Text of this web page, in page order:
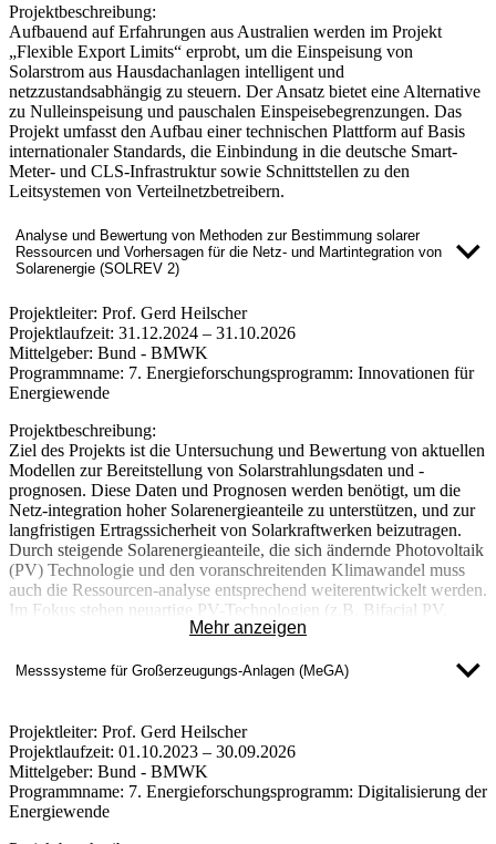
Projektbeschreibung:
Aufbauend auf Erfahrungen aus Australien werden im Projekt
„Flexible Export Limits“ erprobt, um die Einspeisung von
Solarstrom aus Hausdachanlagen intelligent und
netzzustandsabhängig zu steuern. Der Ansatz bietet eine Alternative
zu Nulleinspeisung und pauschalen Einspeisebegrenzungen. Das
Projekt umfasst den Aufbau einer technischen Plattform auf Basis
internationaler Standards, die Einbindung in die deutsche Smart-
Meter- und CLS-Infrastruktur sowie Schnittstellen zu den
Leitsystemen von Verteilnetzbetreibern.
Analyse und Bewertung von Methoden zur Bestimmung solarer
Ressourcen und Vorhersagen für die Netz- und Martintegration von
Solarenergie (SOLREV 2)
Projektleiter: Prof. Gerd Heilscher
Projektlaufzeit: 31.12.2024 – 31.10.2026
Mittelgeber: Bund - BMWK
Programmname: 7. Energieforschungsprogramm: Innovationen für
Energiewende
Projektbeschreibung:
Ziel des Projekts ist die Untersuchung und Bewertung von aktuellen
Modellen zur Bereitstellung von Solarstrahlungsdaten und -
prognosen. Diese Daten und Prognosen werden benötigt, um die
Netz-integration hoher Solarenergieanteile zu unterstützen, und zur
langfristigen Ertragssicherheit von Solarkraftwerken beizutragen.
Durch steigende Solarenergieanteile, die sich ändernde Photovoltaik
(PV) Technologie und den voranschreitenden Klimawandel muss
auch die Ressourcen-analyse entsprechend weiterentwickelt werden.
Im Fokus stehen neuartige PV-Technologien (z.B. Bifacial PV,
Floating PV und Agri PV), die sich ändernden typischen
Vorhersagegenauigkeit.
Mehr anzeigen
Messsysteme für Großerzeugungs-Anlagen (MeGA)
Projektleiter: Prof. Gerd Heilscher
Projektlaufzeit: 01.10.2023 – 30.09.2026
Mittelgeber: Bund - BMWK
Programmname: 7. Energieforschungsprogramm: Digitalisierung der
Energiewende